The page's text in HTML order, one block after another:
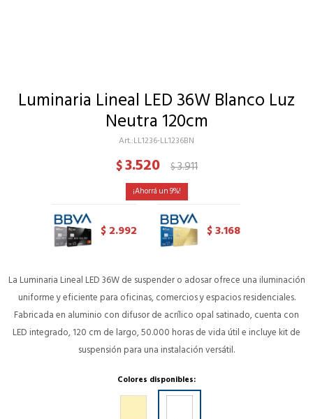
Luminaria Lineal LED 36W Blanco Luz
Neutra 120cm
LL1236-LL1236BN
$3.520 $3.911
9
$ 2.992 $3.168
La Luminaria Lineal LED 36W de suspender o adosar ofrece una iluminación
uniforme y eficiente para oficinas, comercios y espacios residenciales.
Fabricada en aluminio con difusor de acrílico opal satinado, cuenta con
LED integrado, 120 cm de largo, 50.000 horas de vida útil e incluye kit de
suspensión para una instalación versátil.
Colores disponibles: